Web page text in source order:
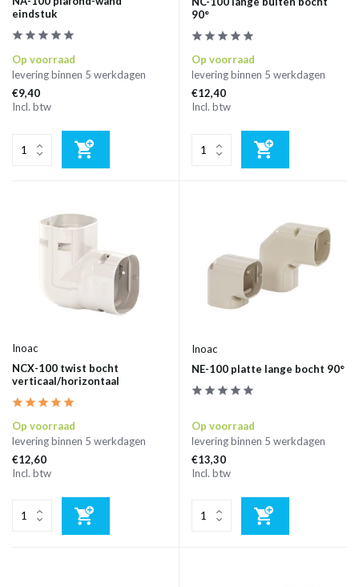
eindstuk
Op voorraad
levering binnen 5 werkdagen
€9,40
Incl. btw
90°
Op voorraad
levering binnen 5 werkdagen
€12,40
Incl. btw
Inoac
NCX-100 twist bocht
verticaal/horizontaal
Op voorraad
levering binnen 5 werkdagen
€12,60
Incl. btw
Inoac
NE-100 platte lange bocht 90°
Op voorraad
levering binnen 5 werkdagen
€13,30
Incl. btw